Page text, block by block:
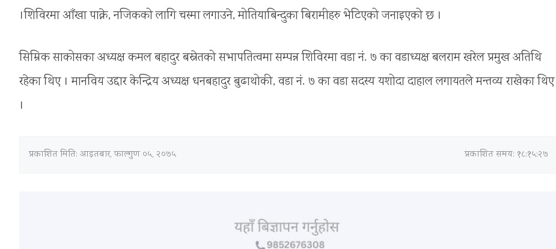
।शिविरमा आँखा पाक्ने, नजिकको लागि चस्मा लगाउने, मोतियाबिन्दुका बिरामीहरु भेटिएको जनाइएको छ ।
सिम्रिक साकोसका अध्यक्ष कमल बहादुर बस्नेतको सभापतित्वमा सम्पन्न शिविरमा वडा नं. ७ का वडाध्यक्ष बलराम खरेल प्रमुख अतिथि
रहेका थिए । मानविय उद्दार केन्द्रिय अध्यक्ष धनबहादुर बुढाथोकी, वडा नं. ७ का वडा सदस्य यशोदा दाहाल लगायतले मन्तव्य राखेका थिए
।
प्रकाशित मिति: आइतबार, फाल्गुण ०५, २०७५ प्रकाशित समय: १८:१५:२७